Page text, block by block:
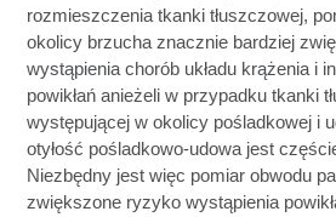
rozmieszczenia tkanki tłuszczowej,
okolicy brzucha znacznie bardziej
wystąpienia chorób układu krążenia i
powikłań anieżeli w przypadku tkanki
występującej w okolicy pośladkowej i
otyłość pośladkowo-udowa jest
Niezbędny jest więc pomiar obwodu
zwiększone ryzyko wystąpienia